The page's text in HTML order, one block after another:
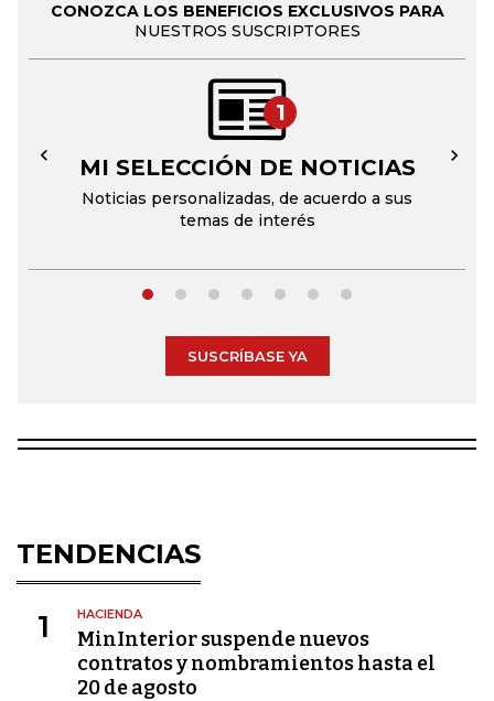
CONOZCA LOS BENEFICIOS EXCLUSIVOS PARA
NUESTROS SUSCRIPTORES
1
MI SELECCIÓN DE NOTICIAS
Noticias personalizadas, de acuerdo a sus
temas de interés
← →
SUSCRÍBASE YA
TENDENCIAS
1 HACIENDA
MinInterior suspende nuevos
contratos y nombramientos hasta el
20 de agosto